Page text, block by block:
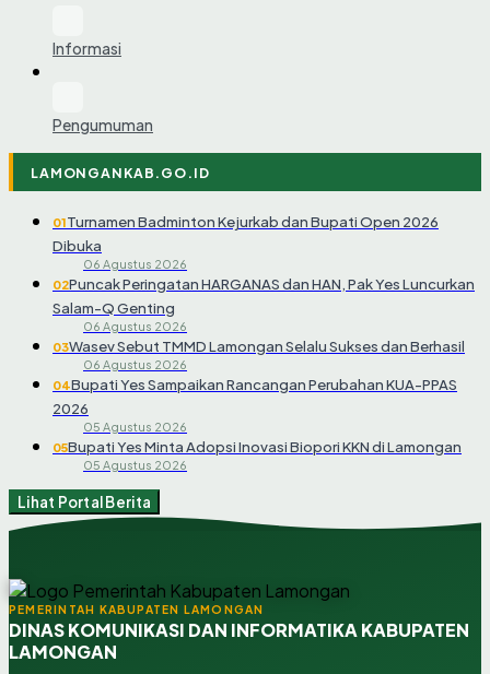
Informasi
Pengumuman
LAMONGANKAB.GO.ID
01Turnamen Badminton Kejurkab dan Bupati Open 2026
Dibuka
06 Agustus 2026
02Puncak Peringatan HARGANAS dan HAN, Pak Yes Luncurkan
Salam-Q Genting
06 Agustus 2026
03Wasev Sebut TMMD Lamongan Selalu Sukses dan Berhasil
06 Agustus 2026
04Bupati Yes Sampaikan Rancangan Perubahan KUA-PPAS
2026
05 Agustus 2026
05Bupati Yes Minta Adopsi Inovasi Biopori KKN di Lamongan
05 Agustus 2026
Lihat Portal Berita
PEMERINTAH KABUPATEN LAMONGAN
DINAS KOMUNIKASI DAN INFORMATIKA KABUPATEN
LAMONGAN